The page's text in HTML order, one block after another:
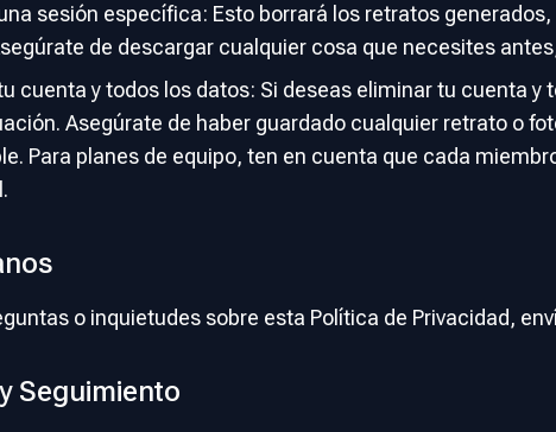
sesión específica: Esto borrará los retratos
de descargar cualquier cosa que necesites
cuenta y todos los datos: Si deseas eliminar tu cuenta
Asegúrate de haber guardado cualquier retrato o
Para planes de equipo, ten en cuenta que cada
o inquietudes sobre esta Política de Privacidad,
Seguimiento